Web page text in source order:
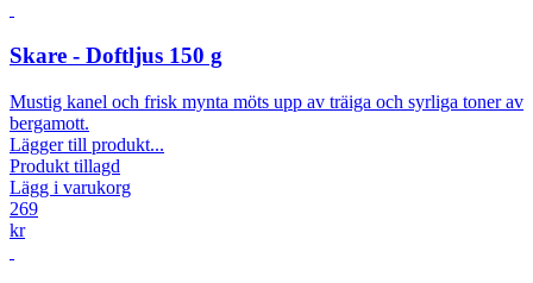
Skare - Doftljus 150 g
Mustig kanel och frisk mynta möts upp av träiga och syrliga toner av
bergamott.
Lägger till produkt...
Produkt tillagd
Lägg i varukorg
269
kr